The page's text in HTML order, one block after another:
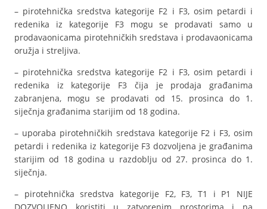
– pirotehnička sredstva kategorije F2 i F3, osim petardi i
redenika iz kategorije F3 mogu se prodavati samo u
prodavaonicama pirotehničkih sredstava i prodavaonicama
oružja i streljiva.
– pirotehnička sredstva kategorije F2 i F3, osim petardi i
redenika iz kategorije F3 čija je prodaja građanima
zabranjena, mogu se prodavati od 15. prosinca do 1.
siječnja građanima starijim od 18 godina.
– uporaba pirotehničkih sredstava kategorije F2 i F3, osim
petardi i redenika iz kategorije F3 dozvoljena je građanima
starijim od 18 godina u razdoblju od 27. prosinca do 1.
siječnja.
– pirotehnička sredstva kategorije F2, F3, T1 i P1 NIJE